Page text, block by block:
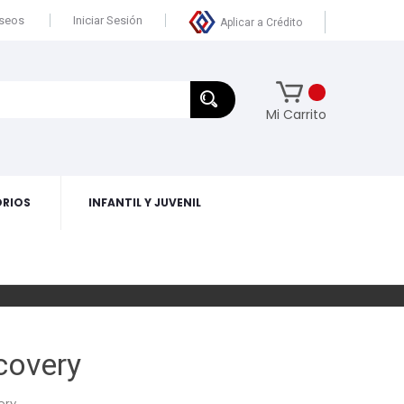
Aplicar a Crédito
Iniciar Sesión
Mi Carrito
INFANTIL Y JUVENIL